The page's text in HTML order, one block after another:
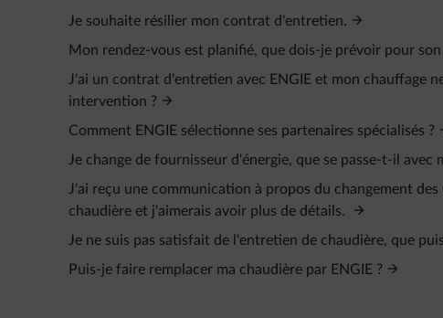
Je souhaite résilier mon contrat d'entretien.
Mon rendez-vous est planifié, que dois-je prévoir pour
J'ai un contrat d'entretien avec ENGIE et mon chauffage
intervention ?
Comment ENGIE sélectionne ses partenaires spécialisés ?
Je change de fournisseur d'énergie, que se passe-t-il
J'ai reçu une communication à propos du changement
chaudière et j'aimerais avoir plus de détails.
Je ne suis pas satisfait de l'entretien de chaudière, que
Puis-je faire remplacer ma chaudière par ENGIE ?